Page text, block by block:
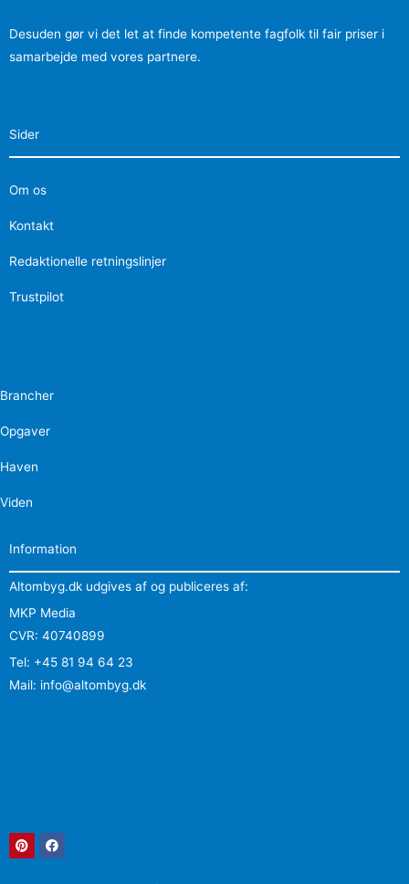
Desuden gør vi det let at finde kompetente fagfolk til fair priser i
samarbejde med vores partnere.
Sider
Om os
Kontakt
Redaktionelle retningslinjer
Trustpilot
Brancher
Opgaver
Haven
Viden
Information
Altombyg.dk udgives af og publiceres af:
MKP Media
CVR: 40740899
Tel: +45 81 94 64 23
Mail: info@altombyg.dk
PinterestFacebook